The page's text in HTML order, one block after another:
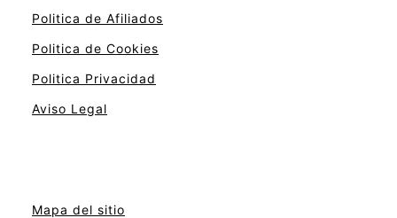
Politica de Afiliados
Politica de Cookies
Politica Privacidad
Aviso Legal
Mapa del sitio